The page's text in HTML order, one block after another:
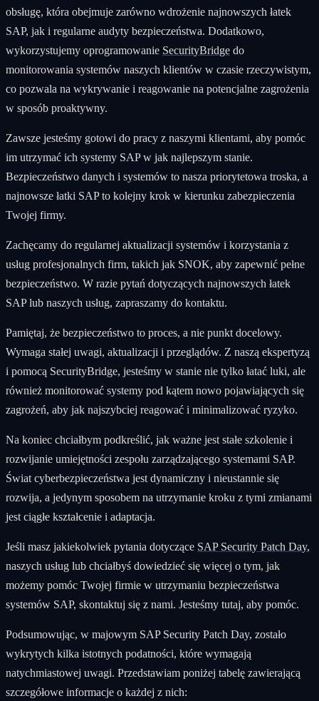
obsługę, która obejmuje zarówno wdrożenie najnowszych łatek
SAP, jak i regularne audyty bezpieczeństwa. Dodatkowo,
wykorzystujemy oprogramowanie SecurityBridge do
monitorowania systemów naszych klientów w czasie rzeczywistym,
co pozwala na wykrywanie i reagowanie na potencjalne zagrożenia
w sposób proaktywny.
Zawsze jesteśmy gotowi do pracy z naszymi klientami, aby pomóc
im utrzymać ich systemy SAP w jak najlepszym stanie.
Bezpieczeństwo danych i systemów to nasza priorytetowa troska, a
najnowsze łatki SAP to kolejny krok w kierunku zabezpieczenia
Twojej firmy.
Zachęcamy do regularnej aktualizacji systemów i korzystania z
usług profesjonalnych firm, takich jak SNOK, aby zapewnić pełne
bezpieczeństwo. W razie pytań dotyczących najnowszych łatek
SAP lub naszych usług, zapraszamy do kontaktu.
Pamiętaj, że bezpieczeństwo to proces, a nie punkt docelowy.
Wymaga stałej uwagi, aktualizacji i przeglądów. Z naszą ekspertyzą
i pomocą SecurityBridge, jesteśmy w stanie nie tylko łatać luki, ale
również monitorować systemy pod kątem nowo pojawiających się
zagrożeń, aby jak najszybciej reagować i minimalizować ryzyko.
Na koniec chciałbym podkreślić, jak ważne jest stałe szkolenie i
rozwijanie umiejętności zespołu zarządzającego systemami SAP.
Świat cyberbezpieczeństwa jest dynamiczny i nieustannie się
rozwija, a jedynym sposobem na utrzymanie kroku z tymi zmianami
jest ciągłe kształcenie i adaptacja.
Jeśli masz jakiekolwiek pytania dotyczące SAP Security Patch Day,
naszych usług lub chciałbyś dowiedzieć się więcej o tym, jak
możemy pomóc Twojej firmie w utrzymaniu bezpieczeństwa
systemów SAP, skontaktuj się z nami. Jesteśmy tutaj, aby pomóc.
Podsumowując, w majowym SAP Security Patch Day, zostało
wykrytych kilka istotnych podatności, które wymagają
natychmiastowej uwagi. Przedstawiam poniżej tabelę zawierającą
szczegółowe informacje o każdej z nich: